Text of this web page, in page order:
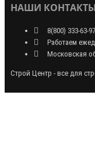
НАШИ КОНТАКТЫ
8(800) 333-63-
Работаем
Московская
Строй Центр - все для